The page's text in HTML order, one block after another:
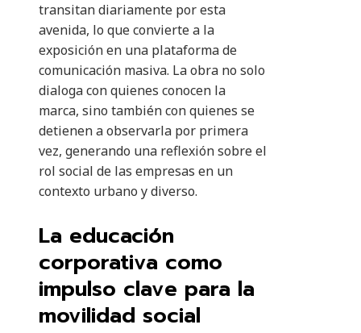
transitan diariamente por esta
avenida, lo que convierte a la
exposición en una plataforma de
comunicación masiva. La obra no solo
dialoga con quienes conocen la
marca, sino también con quienes se
detienen a observarla por primera
vez, generando una reflexión sobre el
rol social de las empresas en un
contexto urbano y diverso.
La educación
corporativa como
impulso clave para la
movilidad social